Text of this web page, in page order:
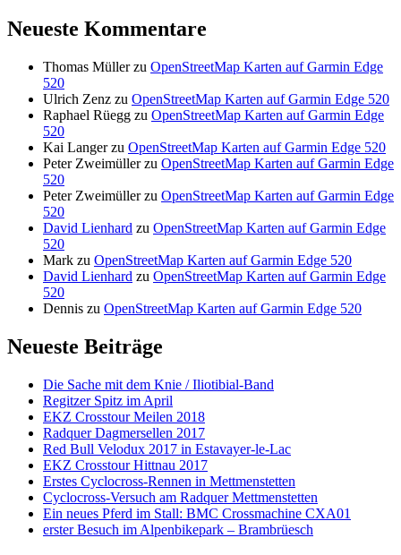
Neueste Kommentare
Thomas Müllerzu OpenStreetMap Karten auf Garmin Edge
520
Ulrich Zenz zu OpenStreetMap Karten auf Garmin Edge 520
Raphael Rüegg zu OpenStreetMap Karten auf Garmin Edge
520
Kai Langerzu OpenStreetMap Karten auf Garmin Edge 520
Peter Zweimüllerzu OpenStreetMap Karten auf Garmin Edge
520
Peter Zweimüllerzu OpenStreetMap Karten auf Garmin Edge
520
David Lienhard zu OpenStreetMap Karten auf Garmin Edge
520
Mark zu OpenStreetMap Karten auf Garmin Edge 520
David Lienhard zu OpenStreetMap Karten auf Garmin Edge
520
Dennis zu OpenStreetMap Karten auf Garmin Edge 520
Neueste Beiträge
Die Sache mit dem Knie / Iliotibial-Band
Regitzer Spitz im April
EKZ Crosstour Meilen 2018
Radquer Dagmersellen 2017
Red Bull Velodux 2017 in Estavayer-le-Lac
EKZ Crosstour Hittnau 2017
Erstes Cyclocross-Rennen in Mettmenstetten
Cyclocross-Versuch am Radquer Mettmenstetten
Ein neues Pferd im Stall: BMC Crossmachine CXA01
erster Besuch im Alpenbikepark – Brambrüesch